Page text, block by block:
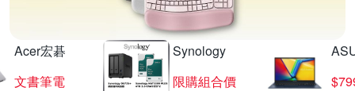
Acer宏碁
文書筆電
Synology
限購組合價